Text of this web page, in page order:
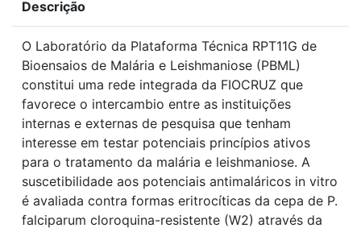
Descrição
O Laboratório da Plataforma Técnica RPT11G de
Bioensaios de Malária e Leishmaniose (PBML)
constitui uma rede integrada da FIOCRUZ que
favorece o intercambio entre as instituições
internas e externas de pesquisa que tenham
interesse em testar potenciais princípios ativos
para o tratamento da malária e leishmaniose. A
suscetibilidade aos potenciais antimaláricos in vitro
é avaliada contra formas eritrocíticas da cepa de P.
falciparum cloroquina-resistente (W2) através da